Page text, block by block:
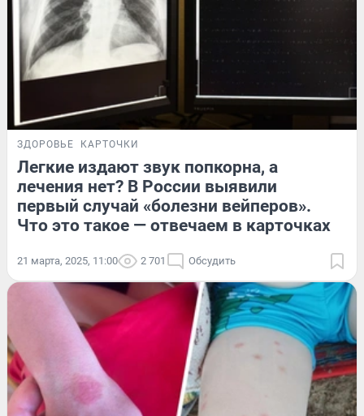
ЗДОРОВЬЕ КАРТОЧКИ
Легкие издают звук попкорна, а
лечения нет? В России выявили
первый случай «болезни вейперов».
Что это такое — отвечаем в карточках
21 марта, 2025, 11:00 2 701 Обсудить